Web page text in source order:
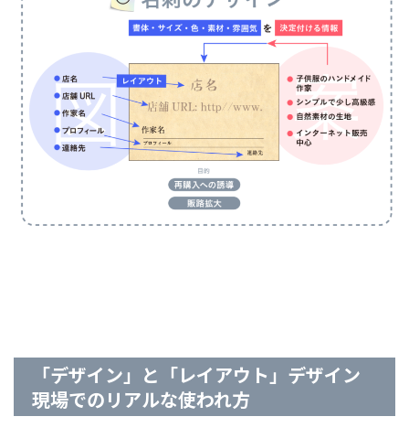
「デザイン」と「レイアウト」デザイン
現場でのリアルな使われ方